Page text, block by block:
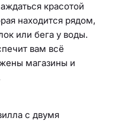
красотой
находится рядом,
или бега у воды.
вам всё
магазины и
с двумя